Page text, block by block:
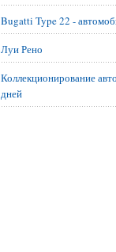
Bugatti Type 22 -
Луи Рено
Коллекционирование
дней